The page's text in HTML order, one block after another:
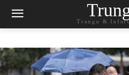
Trungu &